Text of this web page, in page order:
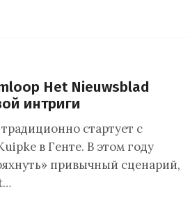
Het Nieuwsblad
интриги
стартует с
в Генте. В этом году
привычный сценарий,